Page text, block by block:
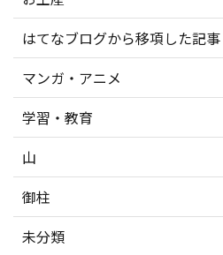
はてなブログから移項した記事
マンガ・アニメ
学習・教育
山
御柱
未分類